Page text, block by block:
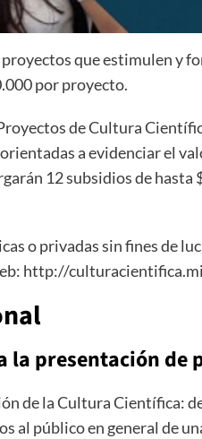
que estimulen y
por proyecto.
de Cultura
a evidenciar el
12 subsidios de hasta
o privadas sin fines de
http://
la presentación de
de la Cultura Científica:
al público en general de